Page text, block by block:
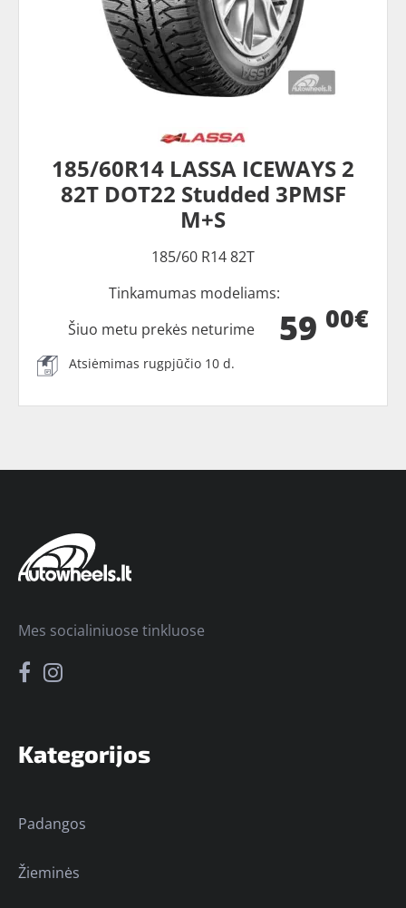
185/60R14 LASSA ICEWAYS 2
82T DOT22 Studded 3PMSF
M+S
185/60 R14 82T
Tinkamumas modeliams:
59 00€
Šiuo metu prekės neturime
Atsiėmimas rugpjūčio 10 d.
Kategorijos
Padangos
Žieminės
Mes socialiniuose tinkluose